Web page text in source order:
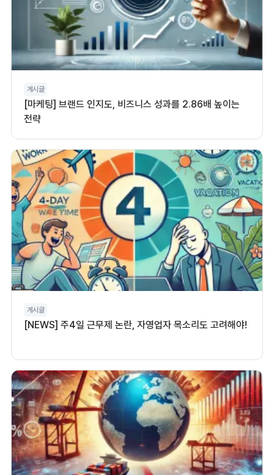
게시글
[마케팅] 브랜드 인지도, 비즈니스 성과를 2.86배 높이는
전략
게시글
[NEWS] 주4일 근무제 논란, 자영업자 목소리도 고려해야!